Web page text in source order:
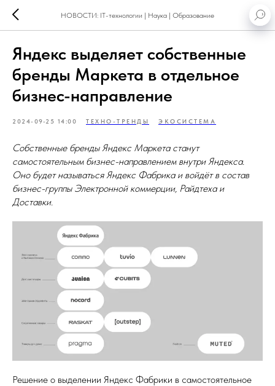
НОВОСТИ: IT-технологии | Наука | Образование
Яндекс выделяет собственные
бренды Маркета в отдельное
бизнес-направление
2024-09-25 14:00 ТЕХНО-ТРЕНДЫ ЭКОСИСТЕМА
Собственные бренды Яндекс Маркета станут
самостоятельным бизнес-направлением внутри Яндекса.
Оно будет называться Яндекс Фабрика и войдёт в состав
бизнес-группы Электронной коммерции, Райдтеха и
Доставки.
Решение о выделении Яндекс Фабрики в самостоятельное